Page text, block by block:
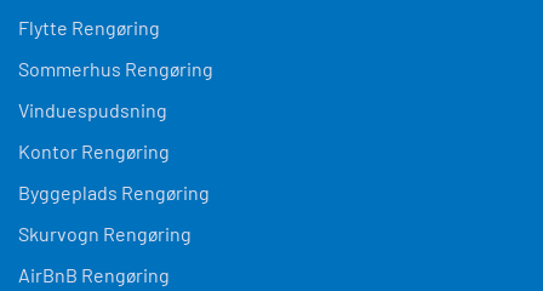
Flytte Rengøring
Sommerhus Rengøring
Vinduespudsning
Kontor Rengøring
Byggeplads Rengøring
Skurvogn Rengøring
AirBnB Rengøring